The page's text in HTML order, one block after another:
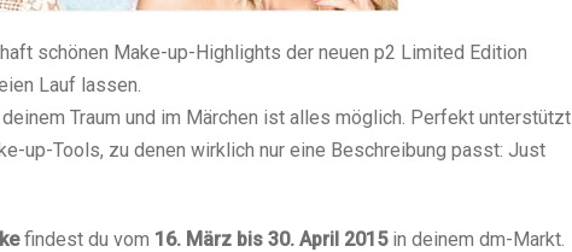
schönen Make-up-Highlights der neuen p2 Limited Edition
Lauf lassen.
Traum und im Märchen ist alles möglich. Perfekt unterstützt
up-Tools, zu denen wirklich nur eine Beschreibung passt: Just
findest du vom 16. März bis 30. April 2015in deinem dm-Markt.